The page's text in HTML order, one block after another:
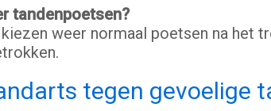
tandenpoetsen?
kiezen weer normaal poetsen na
tegen gevoelige